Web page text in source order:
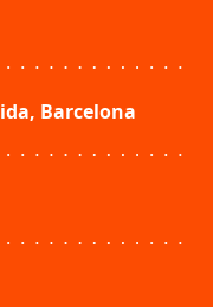
Barcelona